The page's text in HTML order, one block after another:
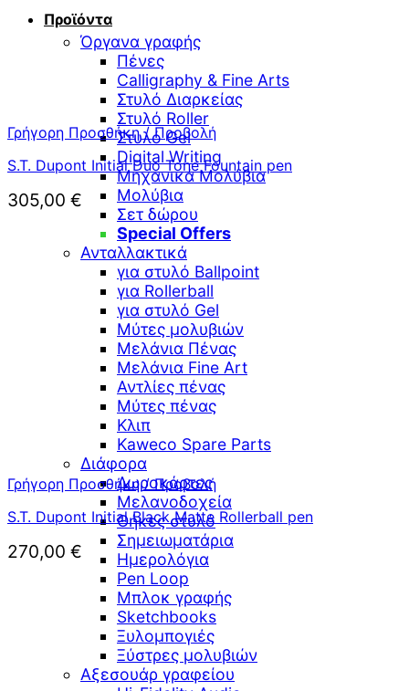
Προϊόντα
Όργανα γραφής
Πένες
Calligraphy & Fine Arts
Στυλό Διαρκείας
Στυλό Roller
Στυλό Gel
Digital Writing
Μηχανικά Μολύβια
Μολύβια
Σετ δώρου
Special Offers
Ανταλλακτικά
για στυλό Ballpoint
για Rollerball
για στυλό Gel
Μύτες μολυβιών
Μελάνια Πένας
Μελάνια Fine Art
Αντλίες πένας
Μύτες πένας
Κλιπ
Kaweco Spare Parts
Διάφορα
Δωροκάρτες
Μελανοδοχεία
Θήκες στυλό
Σημειωματάρια
Ημερολόγια
Pen Loop
Μπλοκ γραφής
Sketchbooks
Ξυλομπογιές
Ξύστρες μολυβιών
Αξεσουάρ γραφείου
Γρήγορη Προσθήκη / Προβολή
S.T. Dupont Initial Duo Tone Fountain pen
305,00 €
Γρήγορη Προσθήκη / Προβολή
S.T. Dupont Initial Black Matte Rollerball pen
270,00 €